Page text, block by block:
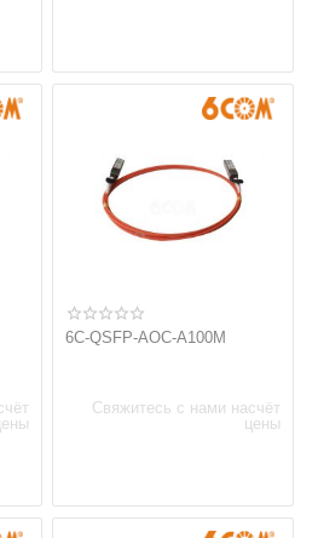
6C-QSFP-AOC-A100M
Свяжитесь с нами насчёт
цены